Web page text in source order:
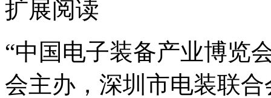
扩展阅读
“中国电子装备产业博览
会主办，深圳市电装联